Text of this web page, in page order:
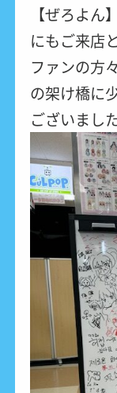
【ぜろよ
にもご来店
ファンの方
の架け橋に
ございまし